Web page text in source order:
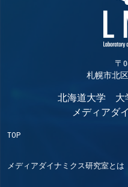
〒
札幌市北
北海道大学 大
メディアダ
TOP
メディアダイナミクス研究室とは